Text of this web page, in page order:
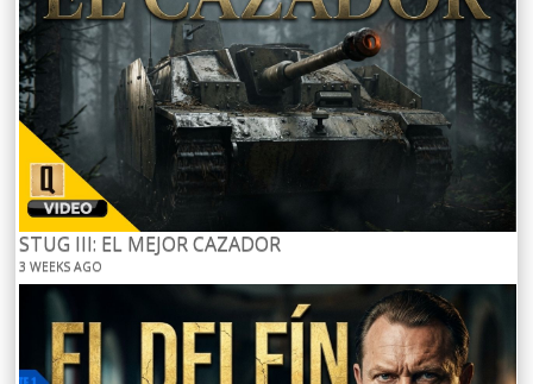
STUG III: EL MEJOR CAZADOR
3 WEEKS AGO